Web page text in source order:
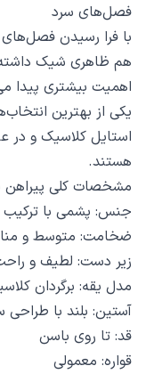
فصل‌های سرد
با فرا رسیدن فصل‌های
هم ظاهری شیک داشته
اهمیت بیشتری پیدا
یکی از بهترین
استایل کلاسیک و در
هستند.
مشخصات کلی پیراهن
جنس: پشمی با ترکیب 65٪ پنبه و 35٪ پلی‌استر
ضخامت: متوسط و
زیر دست: لطیف و
مدل یقه: برگردان
آستین: بلند با طراحی
قد: تا روی باسن
قواره: معمولی